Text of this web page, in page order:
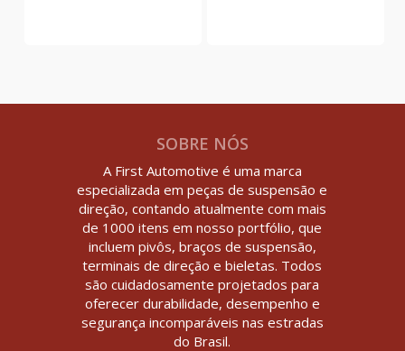
SOBRE NÓS
A First Automotive é uma marca
especializada em peças de suspensão e
direção, contando atualmente com mais
de 1000 itens em nosso portfólio, que
incluem pivôs, braços de suspensão,
terminais de direção e bieletas. Todos
são cuidadosamente projetados para
oferecer durabilidade, desempenho e
segurança incomparáveis nas estradas
do Brasil.